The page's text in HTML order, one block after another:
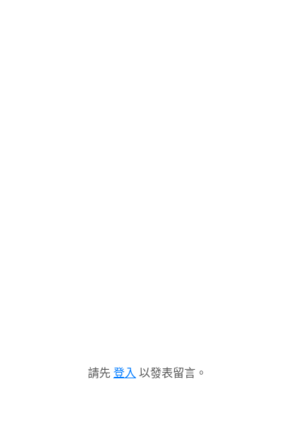
請先 登入 以發表留言。